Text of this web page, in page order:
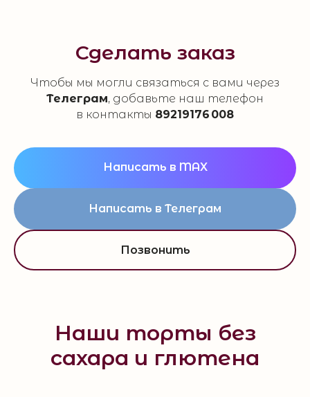
Сделать заказ
Чтобы мы могли связаться с вами через
Телеграм, добавьте наш телефон
в контакты 89219176 008
Написать в MAX
Написать в Телеграм
Позвонить
Наши торты без
сахара и глютена